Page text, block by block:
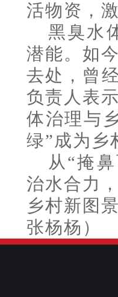
活物资，
黑臭水
潜能。如
去处，曾
负责人表
体治理与
绿”成为乡
从“掩
治水合力
乡村新图
张杨杨）